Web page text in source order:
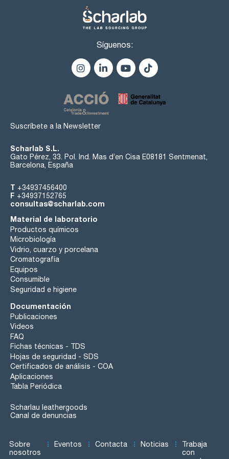
Síguenos:
Suscríbete a la Newsletter
Scharlab S.L.
Gato Pérez, 33. Pol. Ind. Mas d’en Cisa E08181 Sentmenat,
Barcelona, España
T +34937456400
F +34937152765
consultas@scharlab.com
Material de laboratorio
Productos químicos
Microbiología
Vidrio, cuarzo y porcelana
Cromatografía
Equipos
Consumible
Seguridad e higiene
Documentación
Publicaciones
Videos
FAQ
Fichas técnicas - TDS
Hojas de seguridad - SDS
Certificados de análisis - COA
Aplicaciones
Tabla Periódica
Scharlau leathergoods
Canal de denuncias
Sobre
nosotros
Eventos Contacta Noticias
Trabaja
con